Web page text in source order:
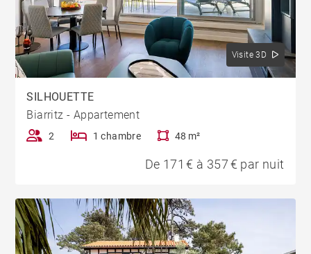
Visite 3D
SILHOUETTE
Biarritz - Appartement
2 1 chambre 48 m²
De 171 € à 357 € par nuit